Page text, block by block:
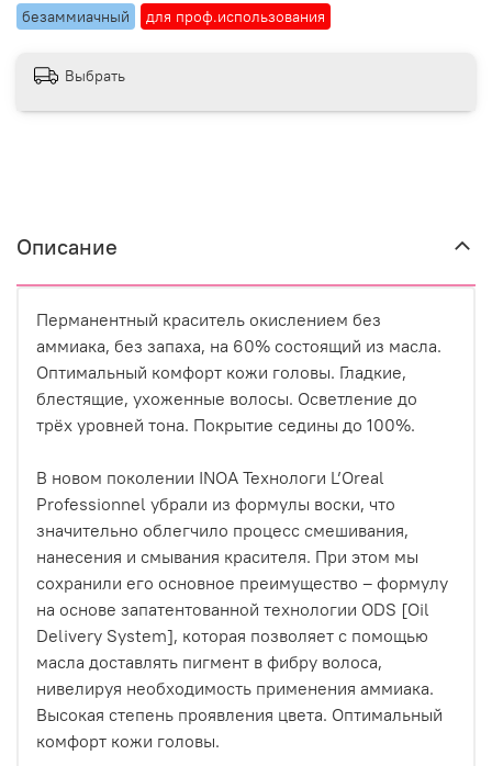
безаммиачный для проф.использования
Выбрать
Описание
Перманентный краситель окислением без
аммиака, без запаха, на 60% состоящий из масла.
Оптимальный комфорт кожи головы. Гладкие,
блестящие, ухоженные волосы. Осветление до
трёх уровней тона. Покрытие седины до 100%.
В новом поколении INOA Технологи L’Oreal
Professionnel убрали из формулы воски, что
значительно облегчило процесс смешивания,
нанесения и смывания красителя. При этом мы
сохранили его основное преимущество – формулу
на основе запатентованной технологии ODS [Oil
Delivery System], которая позволяет с помощью
масла доставлять пигмент в фибру волоса,
нивелируя необходимость применения аммиака.
Высокая степень проявления цвета. Оптимальный
комфорт кожи головы.